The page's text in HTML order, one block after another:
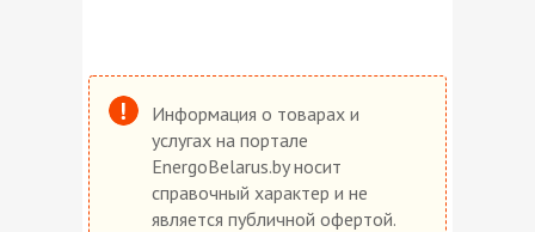
Информация о товарах и
услугах на портале
EnergoBelarus.by носит
справочный характер и не
является публичной офертой.